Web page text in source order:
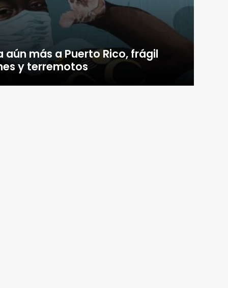
aún más a Puerto Rico, frágil
y terremotos